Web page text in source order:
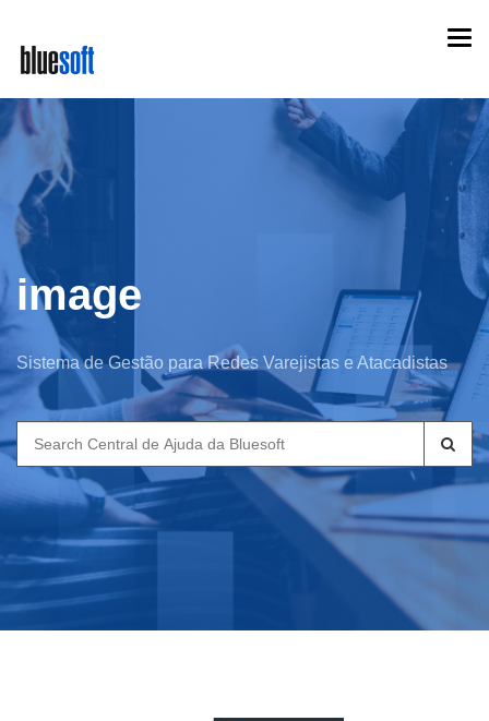
main
content
image
Sistema de Gestão para Redes Varejistas e Atacadistas
Search
for: